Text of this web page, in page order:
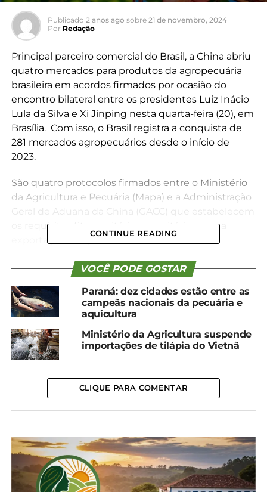
Publicado 2 anos ago sobre 21 de novembro, 2024
Por Redação
Principal parceiro comercial do Brasil, a China abriu
quatro mercados para produtos da agropecuária
brasileira em acordos firmados por ocasião do
encontro bilateral entre os presidentes Luiz Inácio
Lula da Silva e Xi Jinping nesta quarta-feira (20), em
Brasília. Com isso, o Brasil registra a conquista de
281 mercados agropecuários desde o início de
2023.
São quatro protocolos firmados entre o Ministério
da Agricultura e Pecuária (Mapa) e a Administração
os requisitos fitossanitários e sanitários para a
exportação dos produtos.
Em uma pauta diversificada, que beneficia
produtores de diferentes regiões do Brasil, uvas
frescas, gergelim, sorgo e farinha de peixe, óleo de
peixe e outras proteínas e gorduras derivadas de
pescado para alimentação animal poderão ser
comercializados na China.
*Ministério da Agricultura e Pecuária
Compartilhe isso:
Relacionado
CONTINUE READING
VOCÊ PODE GOSTAR
Paraná: dez cidades estão entre as
campeãs nacionais da pecuária e
aquicultura
Ministério da Agricultura suspende
importações de tilápia do Vietnã
CLIQUE PARA COMENTAR